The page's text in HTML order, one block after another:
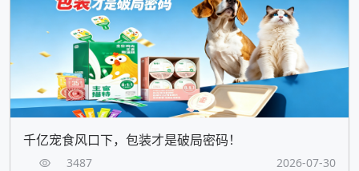
千亿宠食风口下，包装才是破局密码！
3487 2026-07-30